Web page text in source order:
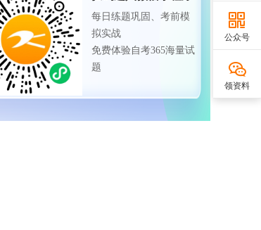
每日练题巩固、考前模
拟实战
免费体验自考365海量试
题
公众号
领资料